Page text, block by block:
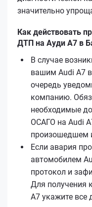
значительно
Как действовать
ДТП на Ауди А7 в
В случае
вашим Audi A7
очередь
компанию.
необходимые
ОСАГО на Audi
произошедшем
Если авария
автомобилем
протокол и
Для получения
A7 укажите все